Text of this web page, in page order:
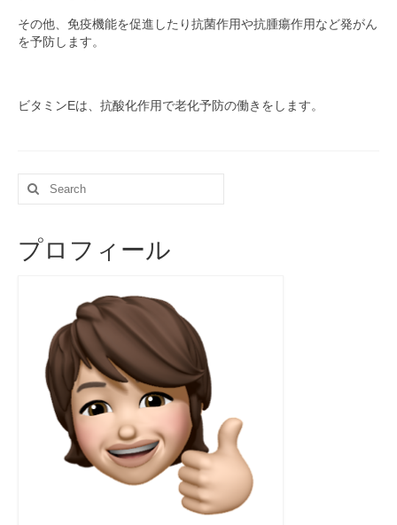
その他、免疫機能を促進したり抗菌作用や抗腫瘍作用など発がん
を予防します。
ビタミンEは、抗酸化作用で老化予防の働きをします。
Search
プロフィール